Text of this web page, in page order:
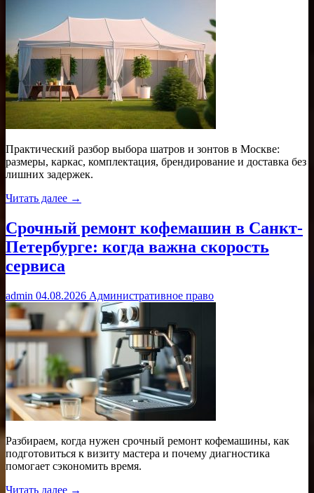
Практический разбор выбора шатров и зонтов в Москве:
размеры, каркас, комплектация, брендирование и доставка без
лишних задержек.
Читать далее →
Срочный ремонт кофемашин в Санкт-
Петербурге: когда важна скорость
сервиса
admin 04.08.2026 Административное право
Разбираем, когда нужен срочный ремонт кофемашины, как
подготовиться к визиту мастера и почему диагностика
помогает сэкономить время.
Читать далее →